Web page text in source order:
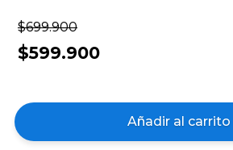
$699.900
$599.900
Añadir al carrito